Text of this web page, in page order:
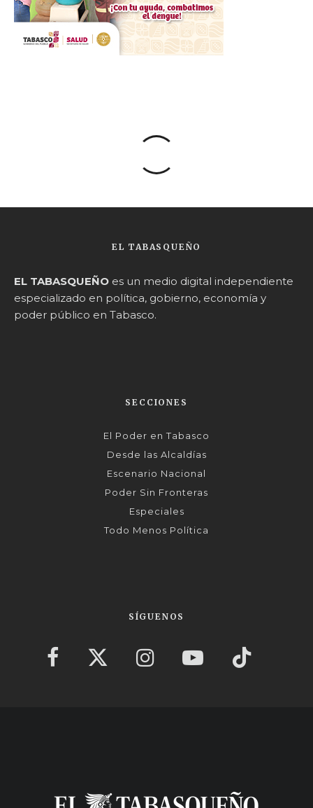
EL TABASQUEÑO
EL TABASQUEÑO es un medio digital independiente
especializado en política, gobierno, economía y
poder público en Tabasco.
SECCIONES
El Poder en Tabasco
Desde las Alcaldías
Escenario Nacional
Poder Sin Fronteras
Especiales
Todo Menos Política
SÍGUENOS